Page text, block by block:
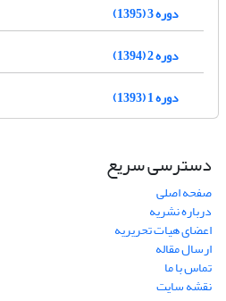
دوره 3 (1395)
دوره 2 (1394)
دوره 1 (1393)
دسترسی سریع
صفحه اصلی
درباره نشریه
اعضای هیات تحریریه
ارسال مقاله
تماس با ما
نقشه سایت